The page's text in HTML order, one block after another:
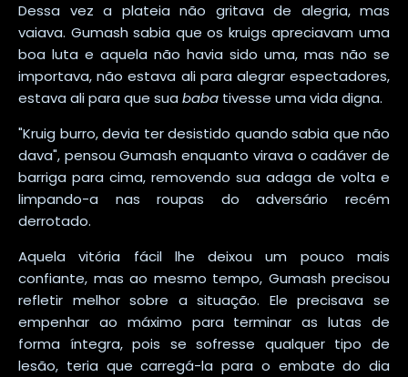
Dessa vez a plateia não gritava de alegria, mas
vaiava. Gumash sabia que os kruigs apreciavam uma
boa luta e aquela não havia sido uma, mas não se
importava, não estava ali para alegrar espectadores,
estava ali para que sua baba tivesse uma vida digna.
"Kruig burro, devia ter desistido quando sabia que não
dava", pensou Gumash enquanto virava o cadáver de
barriga para cima, removendo sua adaga de volta e
limpando-a nas roupas do adversário recém
derrotado.
Aquela vitória fácil lhe deixou um pouco mais
confiante, mas ao mesmo tempo, Gumash precisou
refletir melhor sobre a situação. Ele precisava se
empenhar ao máximo para terminar as lutas de
forma íntegra, pois se sofresse qualquer tipo de
lesão, teria que carregá-la para o embate do dia